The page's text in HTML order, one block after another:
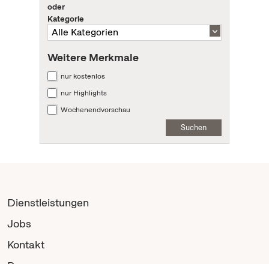
oder
Kategorie
Weitere Merkmale
nur kostenlos
nur Highlights
Wochenendvorschau
Suchen
Dienstleistungen
Jobs
Kontakt